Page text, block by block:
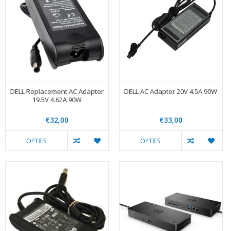
DELL Replacement AC Adapter
19.5V 4.62A 90W
€32,00
OPTIES
DELL AC Adapter 20V 4.5A 90W
€33,00
OPTIES